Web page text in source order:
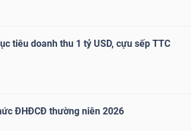
tiêu doanh thu 1 tỷ USD, cựu sếp TTC
ĐHĐCĐ thường niên 2026